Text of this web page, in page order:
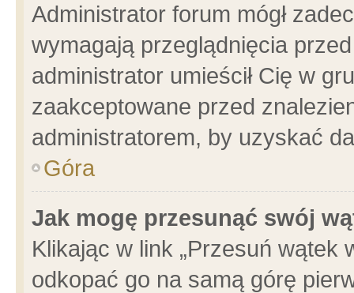
Administrator forum mógł
wymagają przeglądnięcia
administrator umieścił Cię w
zaakceptowane przed
administratorem, by uzyskać
Góra
Jak mogę przesunąć swój
Klikając w link „Przesuń wątek
odkopać go na samą górę